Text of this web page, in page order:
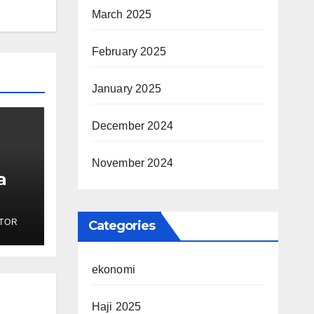
March 2025
February 2025
January 2025
December 2024
November 2024
Categories
ekonomi
Haji 2025